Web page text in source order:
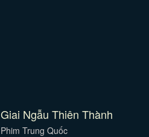
Giai Ngẫu Thiên Thành
Phim Trung Quốc